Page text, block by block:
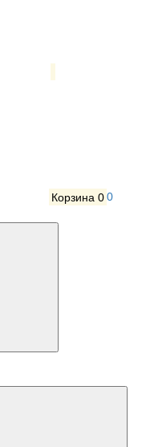
Корзина 00